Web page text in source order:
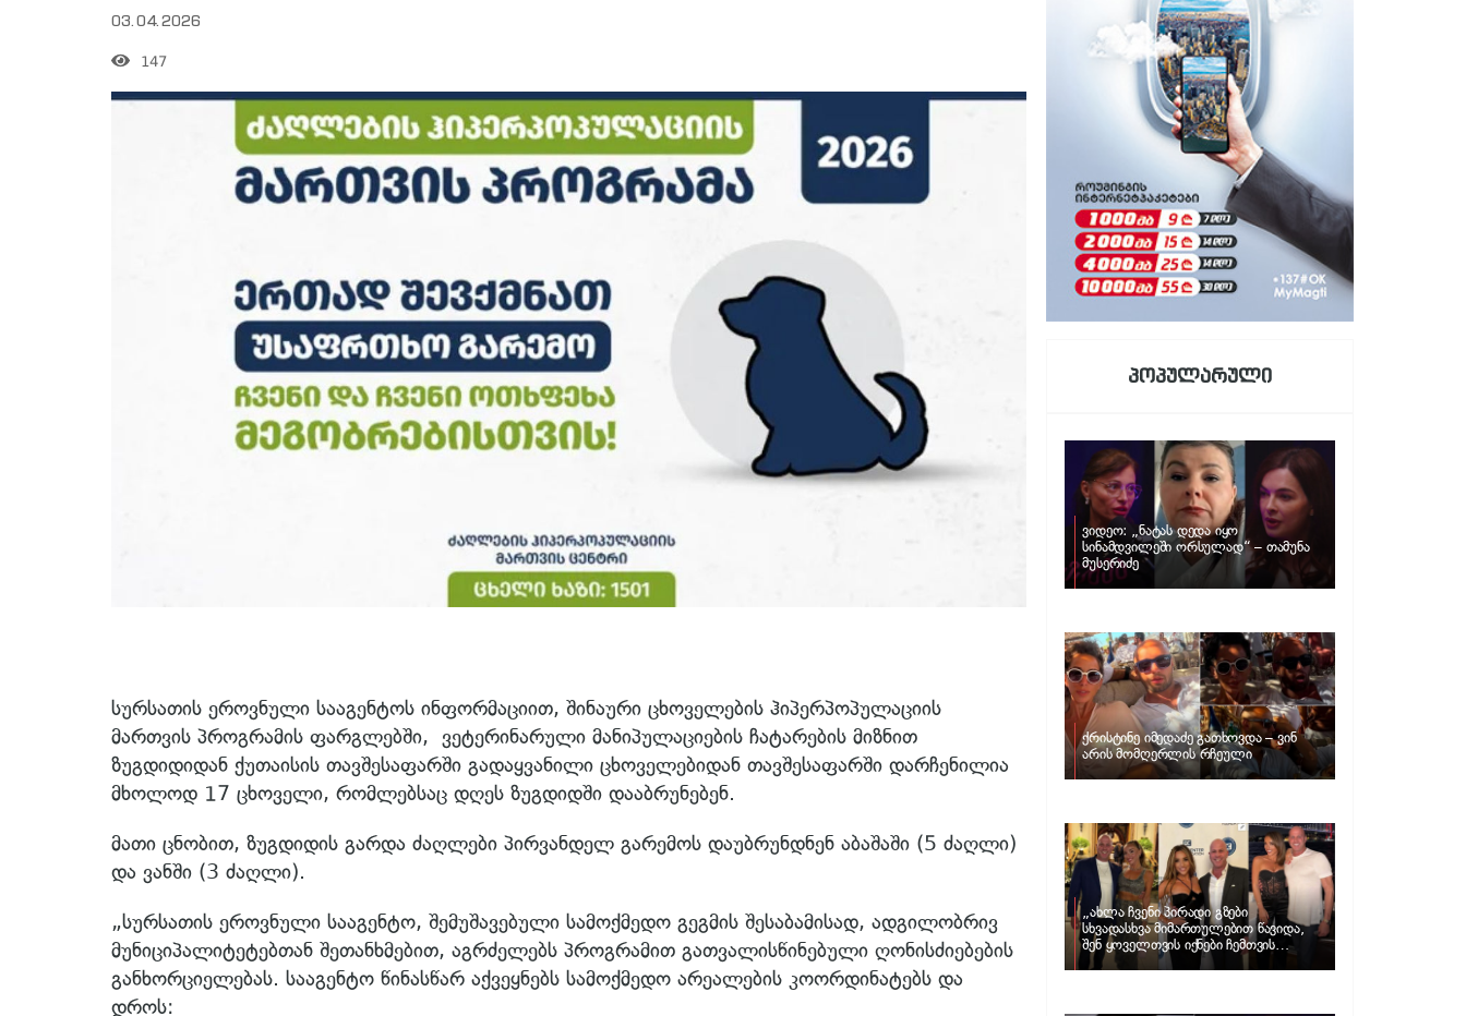
03.04.2026
147
სურსათის ეროვნული სააგენტოს ინფორმაციით, შინაური ცხოველების ჰიპერპოპულაციის
მართვის პროგრამის ფარგლებში, ვეტერინარული მანიპულაციების ჩატარების მიზნით
ზუგდიდიდან ქუთაისის თავშესაფარში გადაყვანილი ცხოველებიდან თავშესაფარში დარჩენილია
მხოლოდ 17 ცხოველი, რომლებსაც დღეს ზუგდიდში დააბრუნებენ.
მათი ცნობით, ზუგდიდის გარდა ძაღლები პირვანდელ გარემოს დაუბრუნდნენ აბაშაში (5 ძაღლი)
და ვანში (3 ძაღლი).
„სურსათის ეროვნული სააგენტო, შემუშავებული სამოქმედო გეგმის შესაბამისად, ადგილობრივ
მუნიციპალიტეტებთან შეთანხმებით, აგრძელებს პროგრამით გათვალისწინებული ღონისძიებების
განხორციელებას. სააგენტო წინასწარ აქვეყნებს სამოქმედო არეალების კოორდინატებს და
დროს:
პოპულარული
ვიდეო: „ნატას დედა იყო
სინამდვილეში ორსულად“ – თამუნა
მუსერიძე
ქრისტინე იმედაძე გათხოვდა – ვინ
არის მომღერლის რჩეული
„ახლა ჩვენი პირადი გზები
სხვადასხვა მიმართულებით წავიდა,
შენ ყოველთვის იქნები ჩემთვის
შთაგონების წყარო“ – ნუცა ბუზალაძე